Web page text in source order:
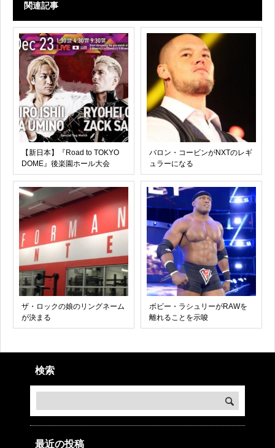
関連記事
【新日本】『Road to TOKYO
DOME』後楽園ホール大会
バロン・コービンがNXTのレギ
ュラーになる
ザ・ロックの娘のリングネーム
が決まる
ボビー・ラシュリーがRAWを
離れることを示唆
検索
最近の投稿